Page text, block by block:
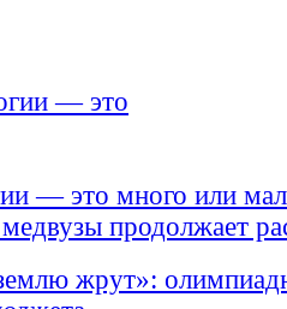
— это много или
продолжает